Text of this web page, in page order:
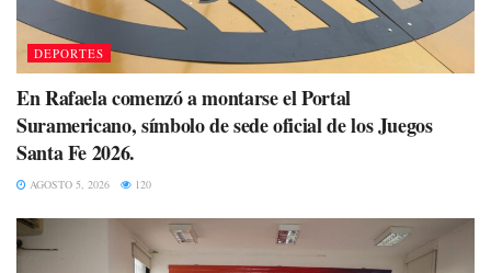
DEPORTES
En Rafaela comenzó a montarse el Portal
Suramericano, símbolo de sede oficial de los Juegos
Santa Fe 2026.
AGOSTO 5, 2026 120